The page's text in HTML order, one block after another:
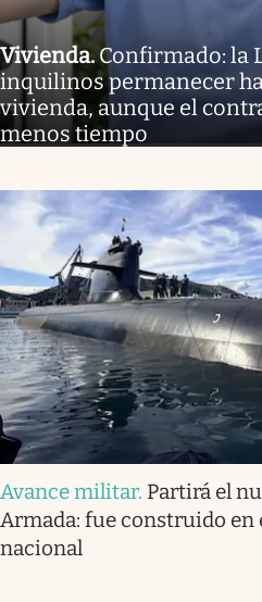
Vivienda.Confirmado: la
inquilinos permanecer
vivienda, aunque el
menos tiempo
Avance militar. Partirá el
Armada: fue construido en
nacional